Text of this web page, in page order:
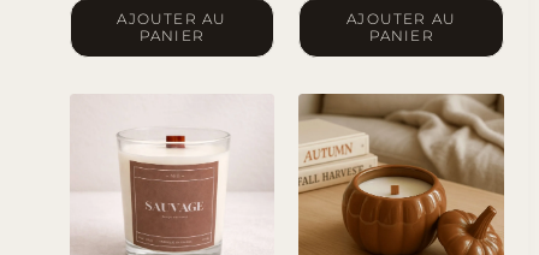
AJOUTER AU
PANIER
initial
était :
17,90€.
actuel
est :
15,90€.
AJOUTER AU
PANIER